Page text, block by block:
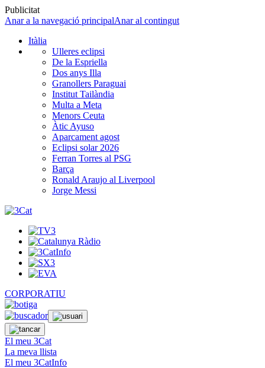
Publicitat
Anar a la navegació principalAnar al contingut
Itàlia
Ulleres eclipsi
De la Espriella
Dos anys Illa
Granollers Paraguai
Institut Tailàndia
Multa a Meta
Menors Ceuta
Àtic Ayuso
Aparcament agost
Eclipsi solar 2026
Ferran Torres al PSG
Barça
Ronald Araujo al Liverpool
Jorge Messi
CORPORATIU
El meu 3Cat
La meva llista
El meu 3CatInfo